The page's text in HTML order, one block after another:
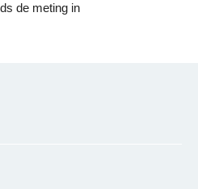
de meting in